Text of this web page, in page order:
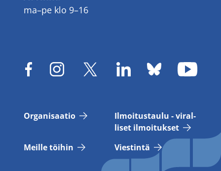
ma–pe klo 9–16
Or­ga­ni­saa­tio
Il­moi­tus­tau­lu - vi­ral­
li­set il­moi­tuk­set
Meil­le töi­hin
Vies­tin­tä